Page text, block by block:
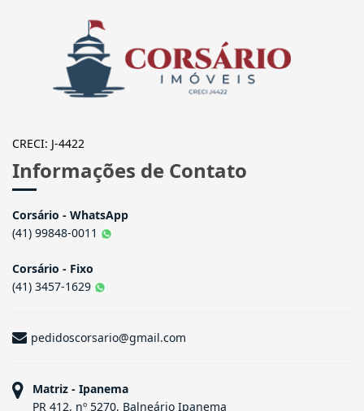
CRECI: J-4422
Informações de Contato
Corsário - WhatsApp
(41) 99848-0011
Corsário - Fixo
(41) 3457-1629
pedidoscorsario@gmail.com
Matriz - Ipanema
PR 412, nº 5270, Balneário Ipanema